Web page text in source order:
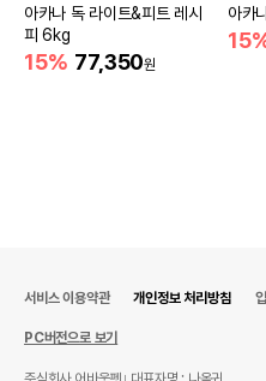
아카나 독 라이트&피트 레시
피 6kg
15% 77,350원
아카
서비스 이용약관 개인정보 처리방침
PC버전으로 보기